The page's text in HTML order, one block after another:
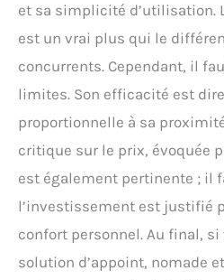
et sa simplicité d’utilisation.
est un vrai plus qui le
concurrents. Cependant, il
limites. Son efficacité est
proportionnelle à sa
critique sur le prix, évoquée
est également pertinente ; il
l’investissement est justifié
confort personnel. Au final, si
solution d’appoint, nomade